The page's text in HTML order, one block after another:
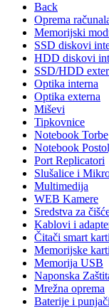
Back
Oprema
Memorijski
SSD diskovi
HDD diskovi
SSD/HDD
Optika interna
Optika externa
Miševi
Tipkovnice
Notebook Torbe
Notebook
Port Replicatori
Slušalice i
Multimedija
WEB Kamere
Sredstva za
Kablovi i
Čitači smart
Memorijske
Memorija USB
Naponska
Mrežna oprema
Baterije i punjači